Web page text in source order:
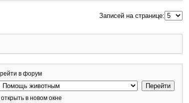
Записей на странице:
в форум
открыть в новом окне